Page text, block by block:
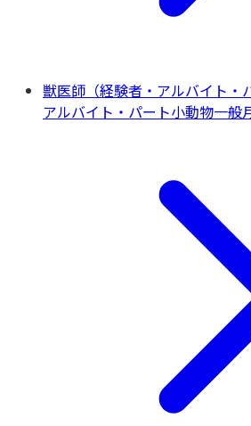
獣医師（経験者・アルバイト・
アルバイト・パート小動物一般